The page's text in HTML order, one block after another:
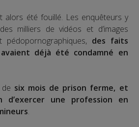
alors été fouillé. Les enquêteurs y
milliers de vidéos et d’images
pédopornographiques, des faits
déjà été condamné en
six mois de prison ferme, et
d’exercer une profession en
.